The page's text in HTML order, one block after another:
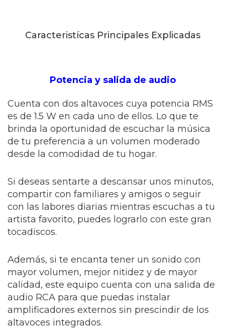
Caracteristícas Principales Explicadas
Potencia y salida de audio
Cuenta con dos altavoces cuya potencia RMS
es de 1.5 W en cada uno de ellos. Lo que te
brinda la oportunidad de escuchar la música
de tu preferencia a un volumen moderado
desde la comodidad de tu hogar.
Si deseas sentarte a descansar unos minutos,
compartir con familiares y amigos o seguir
con las labores diarias mientras escuchas a tu
artista favorito, puedes lograrlo con este gran
tocadiscos.
Además, si te encanta tener un sonido con
mayor volumen, mejor nitidez y de mayor
calidad, este equipo cuenta con una salida de
audio RCA para que puedas instalar
amplificadores externos sin prescindir de los
altavoces integrados.